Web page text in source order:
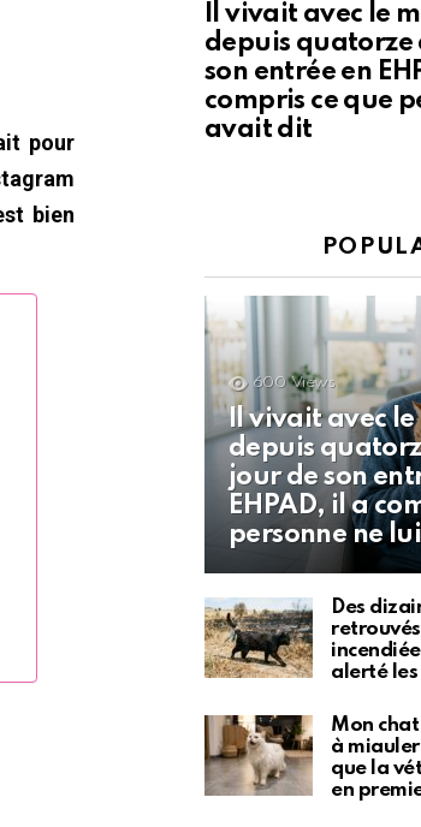
pour
bien
Il vivait avec le
depuis quatorze
son entrée en
compris ce que
avait dit
600 Views
Il vivait avec le
depuis
jour de son
EHPAD, il a
personne ne
Des
alerté
Mon chat
à
que la
en